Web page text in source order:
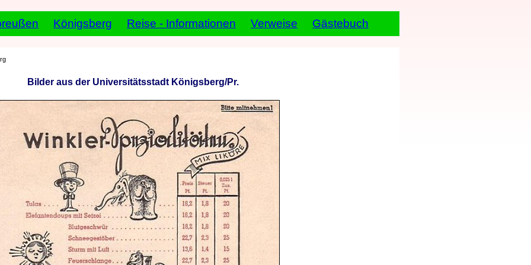
Königsberg Reise - Informationen Verweise Gästebuch
Bilder aus der Universitätsstadt Königsberg/Pr.